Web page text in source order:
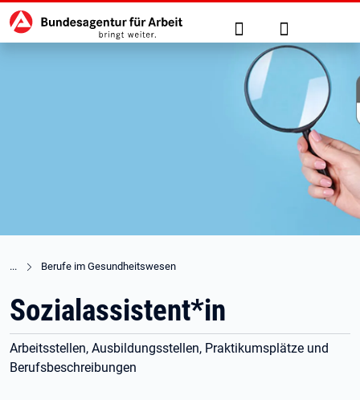
zu den Hauptinhalten springen
Hauptnavigation Suche Anmelden
Berufe im Gesundheitswesen
Sozialassistent*in
Arbeitsstellen, Ausbildungsstellen, Praktikumsplätze und
Berufsbeschreibungen